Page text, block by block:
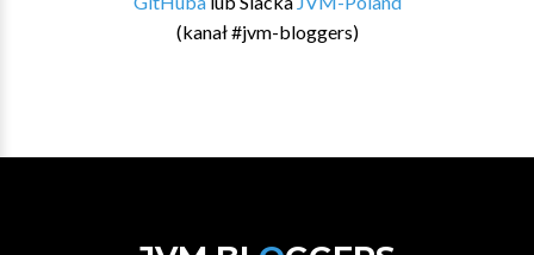
(kanał #jvm-bloggers)